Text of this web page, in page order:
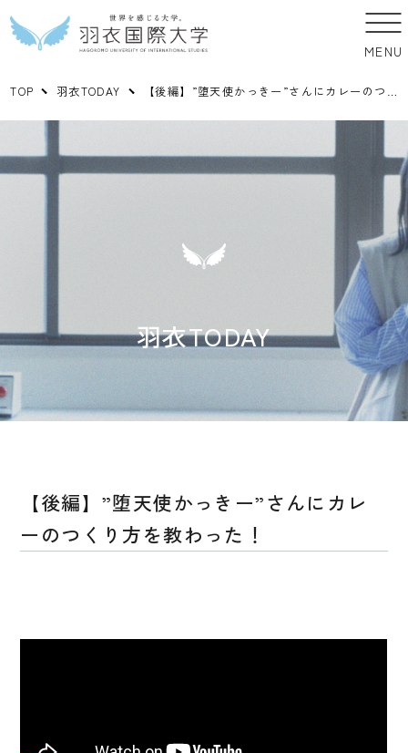
MENU
TOP 羽衣TODAY 【後編】”堕天使かっきー”さんにカレーのつくり方を教わった！
羽衣TODAY
【後編】”堕天使かっきー”さんにカレ
ーのつくり方を教わった！